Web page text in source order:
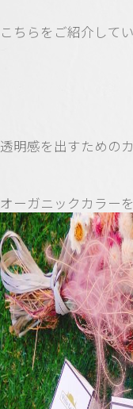
こちらをご紹介して
透明感を出すための
オーガニックカラーを